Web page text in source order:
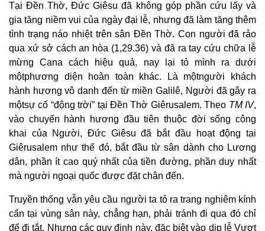
Tại Đền Thờ, Đức Giêsu đã không góp phần cứu lấy và
gia tăng niềm vui của ngày đại lễ, nhưng đã làm tăng thêm
tình trạng náo nhiệt trên sân Đền Thờ. Con người đã rảo
qua xứ sở cách an hòa (1,29.36) và đã ra tay cứu chữa lễ
mừng Cana cách hiệu quả, nay lại tỏ mình ra dưới
mộtphương diện hoàn toàn khác. Là mộtngười khách
hành hương vô danh đến từ miền Galilê, Người đã gây ra
mộtsự cố “động trời” tại Đền Thờ Giêrusalem. Theo TM IV,
vào chuyến hành hương đầu tiên thuộc đời sống công
khai của Người, Đức Giêsu đã bắt đầu hoạt động tại
Giêrusalem như thế đó, bắt đầu từ sân dành cho Lương
dân, phần ít cao quý nhất của tiền đường, phần duy nhất
mà người ngoại quốc được đặt chân đến.
Truyền thống vẫn yêu cầu người ta tỏ ra trang nghiêm kính
cẩn tại vùng sân này, chẳng hạn, phải tránh đi qua đó chỉ
để đi tắt. Nhưng các quy định này, đặc biệt vào dịp lễ Vượt